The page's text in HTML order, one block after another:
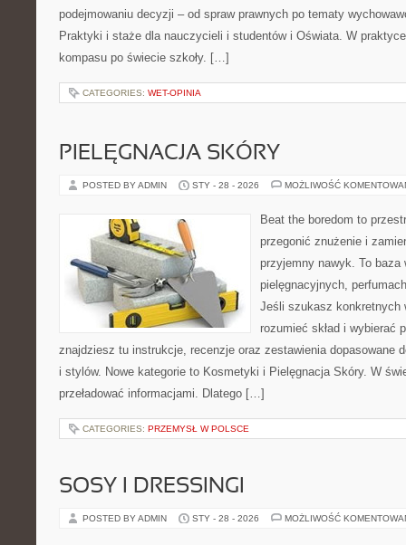
podejmowaniu decyzji – od spraw prawnych po tematy
Praktyki i staże dla nauczycieli i studentów i Oświata. W
kompasu po świecie szkoły. […]
CATEGORIES: WET-OPINIA
PIELĘGNACJA SKÓRY
POSTED BY ADMIN STY - 28 - 2026 MOŻLIWOŚĆ
Beat the boredom to
przegonić znużenie i
przyjemny nawyk. To baza
pielęgnacyjnych,
Jeśli szukasz konkretnych
rozumieć skład i wybierać
znajdziesz tu instrukcje, recenzje oraz zestawienia dopasowane
i stylów. Nowe kategorie to Kosmetyki i Pielęgnacja Skóry. W
przeładować informacjami. Dlatego […]
CATEGORIES: PRZEMYSŁ W POLSCE
SOSY I DRESSINGI
POSTED BY ADMIN STY - 28 - 2026 MOŻLIWOŚĆ